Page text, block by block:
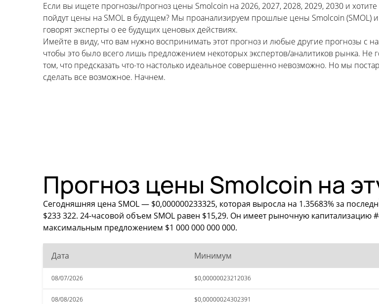
Если вы ищете прогнозы/прогноз цены Smolcoin на 2026, 2027, 2028, 2029, 2030 и хотите
пойдут цены на SMOL в будущем? Мы проанализируем прошлые цены Smolcoin (SMOL) и
говорят эксперты о ее будущих ценовых действиях.
Имейте в виду, что вам нужно воспринимать этот прогноз и любые другие прогнозы с
чтобы это было всего лишь предложением некоторых экспертов/аналитиков рынка. Не
том, что предсказать что-то настолько идеальное совершенно невозможно. Но мы
сделать все возможное. Начнем.
Прогноз цены Smolcoin на
Сегодняшняя цена SMOL — $0,000000233325, которая выросла на 1.35683% за
$233 322. 24-часовой объем SMOL равен $15,29. Он имеет рыночную
максимальным предложением $1 000 000 000 000.
Дата Минимум
08/07/2026 $0,00000023212036
08/08/2026 $0,00000024302391